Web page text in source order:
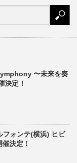
〜未来を奏
決定！
フォンテ(横浜) ヒビ
決定！